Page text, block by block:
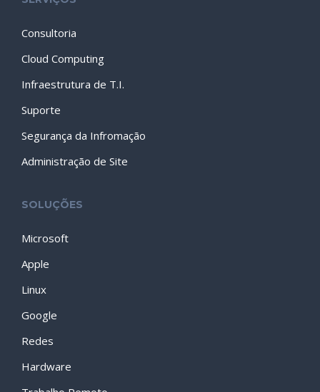
Consultoria
Cloud Computing
Infraestrutura de T.I.
Suporte
Segurança da Infromação
Administração de Site
SOLUÇÕES
Microsoft
Apple
Linux
Google
Redes
Hardware